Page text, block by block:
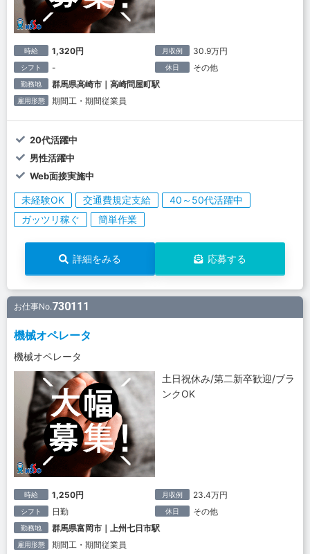
時給 1,320円 月収例 30.9万円
シフト - 休日 その他
勤務地 群馬県高崎市｜高崎問屋町駅
雇用形態 期間工・期間従業員
20代活躍中
男性活躍中
Web面接実施中
未経験OK 交通費規定支給
40～50代活躍中
ガッツリ稼ぐ
簡単作業
詳細をみる 応募する
お仕事No.730111
機械オペレータ
機械オペレータ
土日祝休み/第二新卒歓迎/ブラ
ンクOK
時給 1,250円 月収例 23.4万円
シフト 日勤 休日 その他
勤務地 群馬県富岡市｜上州七日市駅
雇用形態 期間工・期間従業員